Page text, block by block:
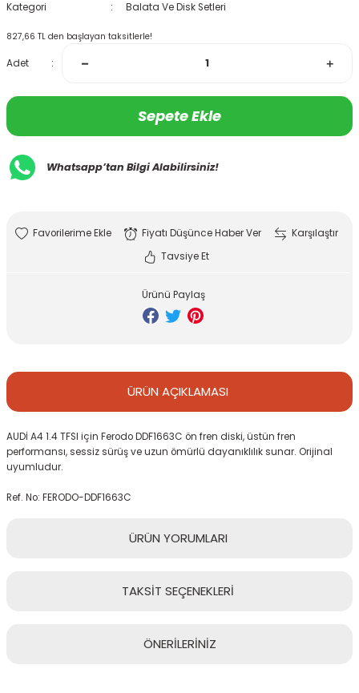
Kategori
Balata Ve Disk Setleri
827,66 TL den başlayan taksitlerle!
Adet
Sepete Ekle
Whatsapp’tan Bilgi Alabilirsiniz!
Fiyatı Düşünce Haber Ver
Karşılaştır
Tavsiye Et
Ürünü Paylaş
ÜRÜN AÇIKLAMASI
AUDİ A4 1.4 TFSI için Ferodo DDF1663C ön fren diski, üstün fren
performansı, sessiz sürüş ve uzun ömürlü dayanıklılık sunar. Orijinal
uyumludur.
Ref. No: FERODO-DDF1663C
ÜRÜN YORUMLARI
TAKSİT SEÇENEKLERİ
ÖNERİLERİNİZ